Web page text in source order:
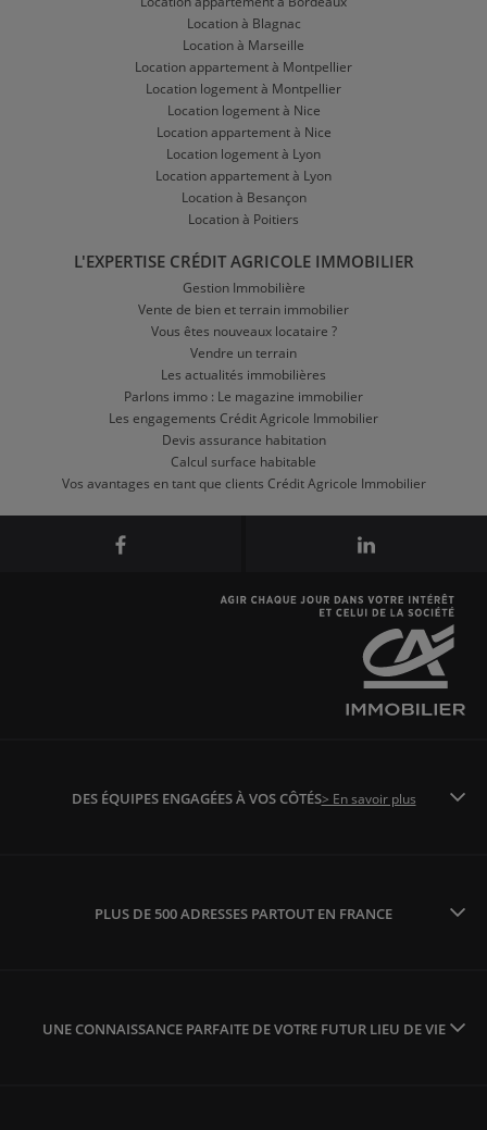
Location à Blagnac
Location à Marseille
Location appartement à Montpellier
Location logement à Montpellier
Location logement à Nice
Location appartement à Nice
Location logement à Lyon
Location appartement à Lyon
Location à Besançon
Location à Poitiers
L'EXPERTISE CRÉDIT AGRICOLE IMMOBILIER
Gestion Immobilière
Vente de bien et terrain immobilier
Vous êtes nouveaux locataire ?
Vendre un terrain
Les actualités immobilières
Parlons immo : Le magazine immobilier
Les engagements Crédit Agricole Immobilier
Devis assurance habitation
Calcul surface habitable
Vos avantages en tant que clients Crédit Agricole Immobilier
DES ÉQUIPES ENGAGÉES À VOS CÔTÉS> En savoir plus
PLUS DE 500 ADRESSES PARTOUT EN FRANCE
UNE CONNAISSANCE PARFAITE DE VOTRE FUTUR LIEU DE VIE